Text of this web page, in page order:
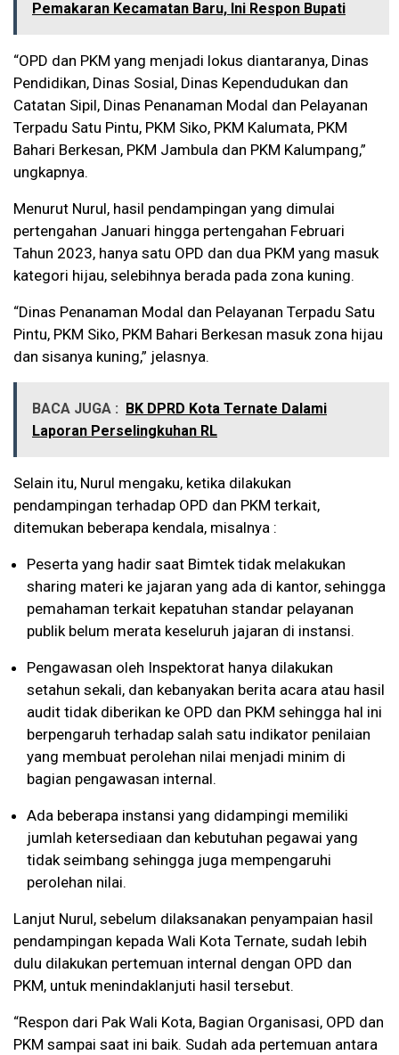
Pemakaran Kecamatan Baru, Ini Respon Bupati
“OPD dan PKM yang menjadi lokus diantaranya, Dinas
Pendidikan, Dinas Sosial, Dinas Kependudukan dan
Catatan Sipil, Dinas Penanaman Modal dan Pelayanan
Terpadu Satu Pintu, PKM Siko, PKM Kalumata, PKM
Bahari Berkesan, PKM Jambula dan PKM Kalumpang,”
ungkapnya.
Menurut Nurul, hasil pendampingan yang dimulai
pertengahan Januari hingga pertengahan Februari
Tahun 2023, hanya satu OPD dan dua PKM yang masuk
kategori hijau, selebihnya berada pada zona kuning.
“Dinas Penanaman Modal dan Pelayanan Terpadu Satu
Pintu, PKM Siko, PKM Bahari Berkesan masuk zona hijau
dan sisanya kuning,” jelasnya.
BACA JUGA :
BK DPRD Kota Ternate Dalami
Laporan Perselingkuhan RL
Selain itu, Nurul mengaku, ketika dilakukan
pendampingan terhadap OPD dan PKM terkait,
ditemukan beberapa kendala, misalnya :
Peserta yang hadir saat Bimtek tidak melakukan
sharing materi ke jajaran yang ada di kantor, sehingga
pemahaman terkait kepatuhan standar pelayanan
publik belum merata keseluruh jajaran di instansi.
Pengawasan oleh Inspektorat hanya dilakukan
setahun sekali, dan kebanyakan berita acara atau hasil
audit tidak diberikan ke OPD dan PKM sehingga hal ini
berpengaruh terhadap salah satu indikator penilaian
yang membuat perolehan nilai menjadi minim di
bagian pengawasan internal.
Ada beberapa instansi yang didampingi memiliki
jumlah ketersediaan dan kebutuhan pegawai yang
tidak seimbang sehingga juga mempengaruhi
perolehan nilai.
Lanjut Nurul, sebelum dilaksanakan penyampaian hasil
pendampingan kepada Wali Kota Ternate, sudah lebih
dulu dilakukan pertemuan internal dengan OPD dan
PKM, untuk menindaklanjuti hasil tersebut.
“Respon dari Pak Wali Kota, Bagian Organisasi, OPD dan
PKM sampai saat ini baik. Sudah ada pertemuan antara